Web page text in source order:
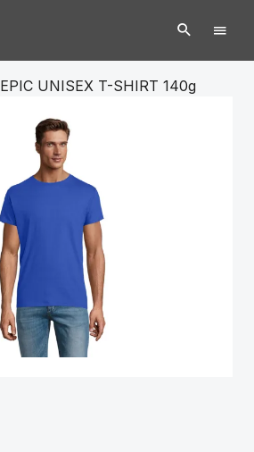
EPIC UNISEX T-SHIRT 140g